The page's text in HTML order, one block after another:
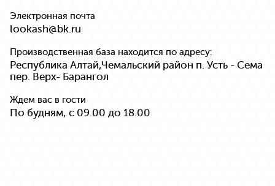
Электронная почта
lookash@bk.ru
Производственная база находится по адресу:
Республика Алтай,Чемальский район п. Усть - Сема
пер. Верх- Барангол
Ждем вас в гости
По будням, с 09.00 до 18.00